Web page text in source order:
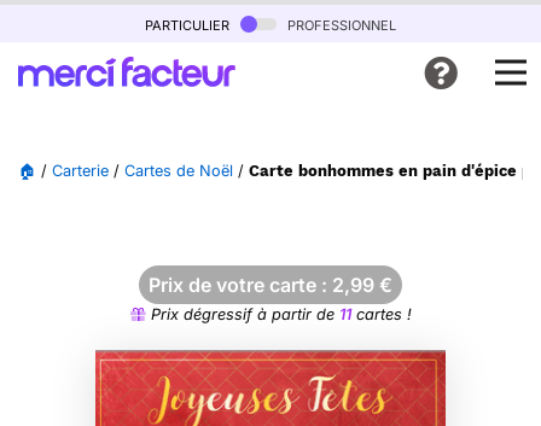
particulier professionnel
🏠 / Carterie / Cartes de Noël / Carte bonhommes en pain d'épice
Prix de votre carte : 2,99 €
Prix dégressif à partir de 11cartes !